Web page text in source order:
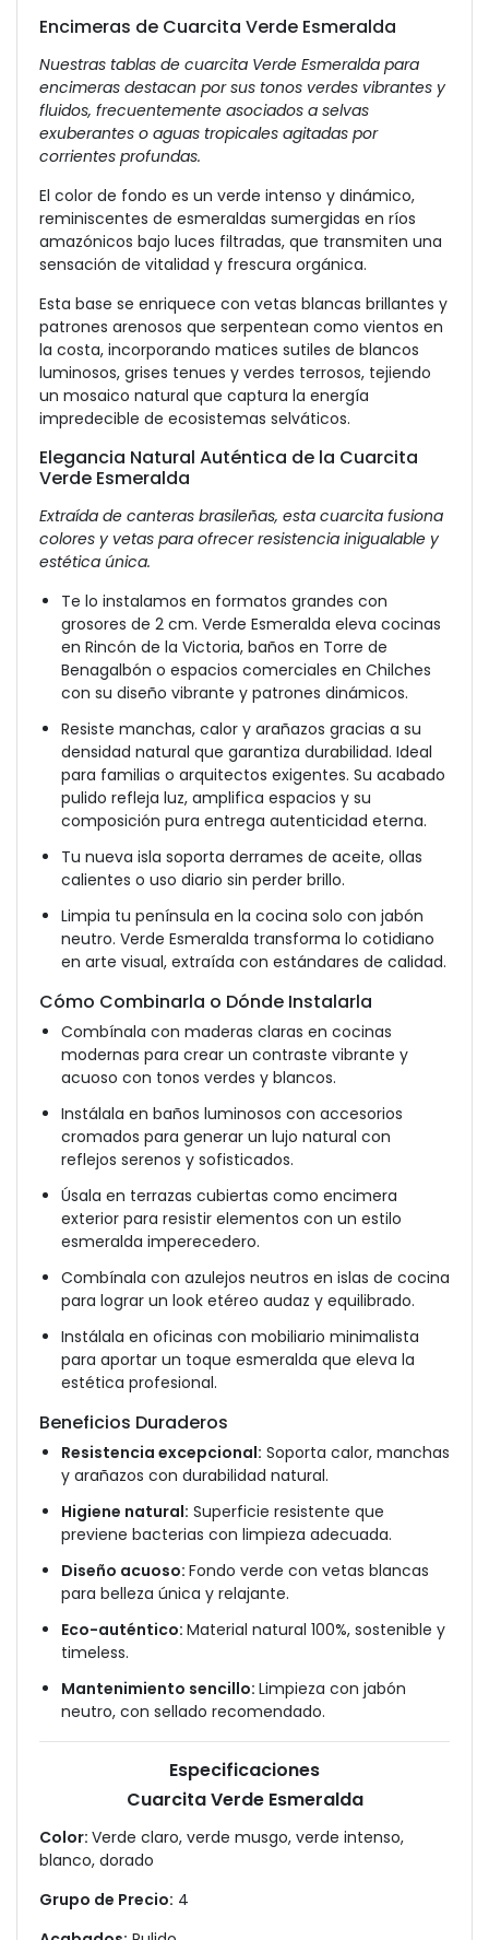
Encimeras de Cuarcita Verde Esmeralda
Nuestras tablas de cuarcita Verde Esmeralda para
encimeras destacan por sus tonos verdes vibrantes y
fluidos, frecuentemente asociados a selvas
exuberantes o aguas tropicales agitadas por
corrientes profundas.
El color de fondo es un verde intenso y dinámico,
reminiscentes de esmeraldas sumergidas en ríos
amazónicos bajo luces filtradas, que transmiten una
sensación de vitalidad y frescura orgánica.
Esta base se enriquece con vetas blancas brillantes y
patrones arenosos que serpentean como vientos en
la costa, incorporando matices sutiles de blancos
luminosos, grises tenues y verdes terrosos, tejiendo
un mosaico natural que captura la energía
impredecible de ecosistemas selváticos.
Elegancia Natural Auténtica de la Cuarcita
Verde Esmeralda
Extraída de canteras brasileñas, esta cuarcita fusiona
colores y vetas para ofrecer resistencia inigualable y
estética única.
Te lo instalamos en formatos grandes con
grosores de 2 cm. Verde Esmeralda eleva cocinas
en Rincón de la Victoria, baños en Torre de
Benagalbón o espacios comerciales en Chilches
con su diseño vibrante y patrones dinámicos.
Resiste manchas, calor y arañazos gracias a su
densidad natural que garantiza durabilidad. Ideal
para familias o arquitectos exigentes. Su acabado
pulido refleja luz, amplifica espacios y su
composición pura entrega autenticidad eterna.
Tu nueva isla soporta derrames de aceite, ollas
calientes o uso diario sin perder brillo.
Limpia tu península en la cocina solo con jabón
neutro. Verde Esmeralda transforma lo cotidiano
en arte visual, extraída con estándares de calidad.
Cómo Combinarla o Dónde Instalarla
Combínala con maderas claras en cocinas
modernas para crear un contraste vibrante y
acuoso con tonos verdes y blancos.
Instálala en baños luminosos con accesorios
cromados para generar un lujo natural con
reflejos serenos y sofisticados.
Úsala en terrazas cubiertas como encimera
exterior para resistir elementos con un estilo
esmeralda imperecedero.
Combínala con azulejos neutros en islas de cocina
para lograr un look etéreo audaz y equilibrado.
Instálala en oficinas con mobiliario minimalista
para aportar un toque esmeralda que eleva la
estética profesional.
Beneficios Duraderos
Resistencia excepcional: Soporta calor, manchas
y arañazos con durabilidad natural.
Higiene natural: Superficie resistente que
previene bacterias con limpieza adecuada.
Diseño acuoso: Fondo verde con vetas blancas
para belleza única y relajante.
Eco-auténtico: Material natural 100%, sostenible y
timeless.
Mantenimiento sencillo: Limpieza con jabón
neutro, con sellado recomendado.
Especificaciones
Cuarcita Verde Esmeralda
Color: Verde claro, verde musgo, verde intenso,
blanco, dorado
Grupo de Precio: 4